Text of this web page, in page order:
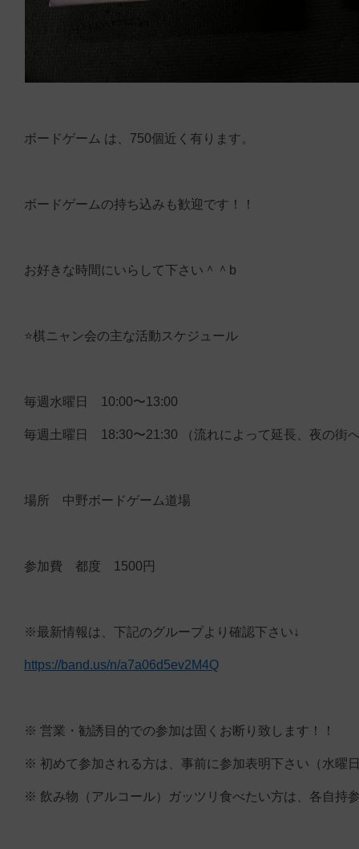
ボードゲーム は、750個近く有ります。
ボードゲームの持ち込みも歓迎です！！
お好きな時間にいらして下さい＾＾b
⭐️棋ニャン会の主な活動スケジュール
毎週水曜日 10:00〜13:00
毎週土曜日 18:30〜21:30 （流れによって延長、夜の街
場所 中野ボードゲーム道場
参加費 都度 1500円
※最新情報は、下記のグループより確認下さい↓
https://band.us/n/a7a06d5ev2M4Q
※ 営業・勧誘目的での参加は固くお断り致します！！
※ 初めて参加される方は、事前に参加表明下さい（水曜
※ 飲み物（アルコール）ガッツリ食べたい方は、各自持